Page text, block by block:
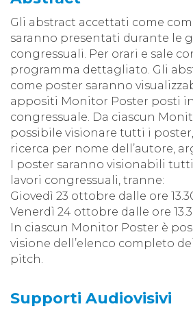
Gli abstract accettati come
saranno presentati durante le
congressuali. Per orari e sale
programma dettagliato. Gli
come poster saranno
appositi Monitor Poster posti
congressuale. Da ciascun
possibile visionare tutti i
ricerca per nome dell’autore,
I poster saranno visionabili
lavori congressuali, tranne:
Giovedì 23 ottobre dalle ore
Venerdì 24 ottobre dalle ore
In ciascun Monitor Poster è
visione dell’elenco completo
pitch.
Supporti Audiovisivi